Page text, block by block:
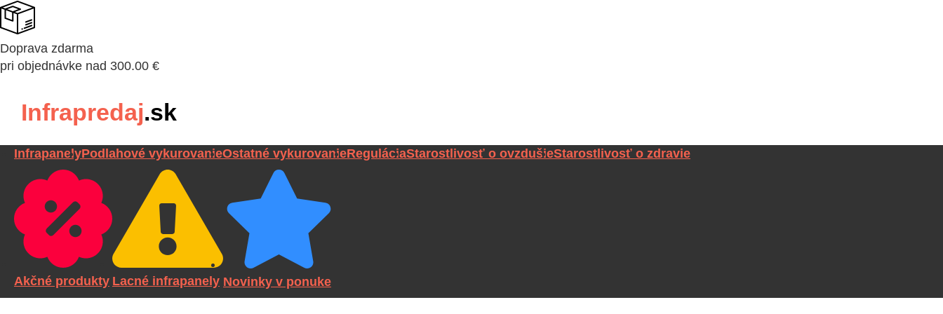
Doprava zdarma
pri objednávke nad 300.00 €
Infrapredaj.sk
InfrapanelyPodlahové vykurovanieOstatné vykurovanieReguláciaStarostlivosť o ovzdušieStarostlivosť o zdravie
Akčné produkty Lacné infrapanely Novinky v ponuke